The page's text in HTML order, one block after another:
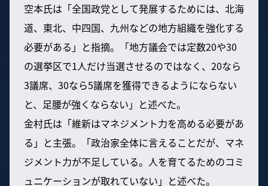
空本氏は「全国政党として発展するためには、北海
道、東北、中四国、九州などの地方組織を強化する
必要がある」と指摘。「地方議会では定数20や30
の選挙区で1人だけ当選させるのではなく、20なら
3議席、30なら5議席を獲得できるようにならない
と、足腰が強くならない」と述べた。
金村氏は「維新はマネジメント力を高める必要があ
る」と主張。「政治家全体に言えることだが、マネ
ジメント力が不足している。人を育てるためのコミ
ュニケーションが取れていない」と述べた。